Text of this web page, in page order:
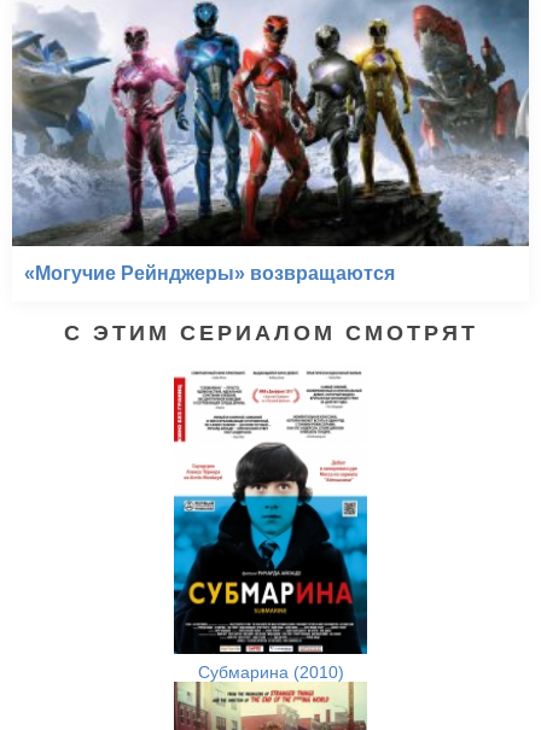
«Могучие Рейнджеры» возвращаются
С ЭТИМ СЕРИАЛОМ СМОТРЯТ
Субмарина (2010)